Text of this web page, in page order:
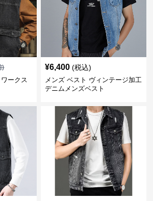
)
ークス
¥6,400 (税込)
メンズ ベスト ヴィンテージ加工
デニムメンズベスト